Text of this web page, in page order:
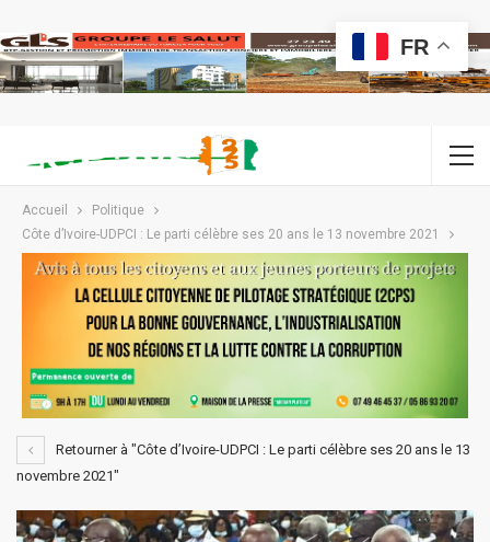
Accueil
Politique
Côte d’Ivoire-UDPCI : Le parti célèbre ses 20 ans le 13 novembre 2021
Retourner à "Côte d’Ivoire-UDPCI : Le parti célèbre ses 20 ans le 13
novembre 2021"
FR